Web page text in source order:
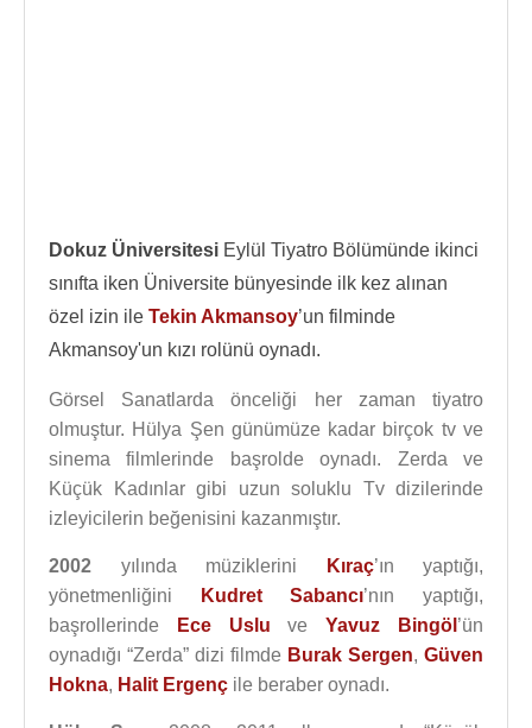
Dokuz Üniversitesi Eylül Tiyatro Bölümünde ikinci
sınıfta iken Üniversite bünyesinde ilk kez alınan
özel izin ile Tekin Akmansoy’un filminde
Akmansoy'un kızı rolünü oynadı.
Görsel Sanatlarda önceliği her zaman tiyatro
olmuştur. Hülya Şen günümüze kadar birçok tv ve
sinema filmlerinde başrolde oynadı. Zerda ve
Küçük Kadınlar gibi uzun soluklu Tv dizilerinde
izleyicilerin beğenisini kazanmıştır.
2002 yılında müziklerini Kıraç’ın yaptığı,
yönetmenliğini
Kudret Sabancı’nın yaptığı,
başrollerinde
Ece Uslu veYavuz Bingöl ’ün
oynadığı “Zerda” dizi filmde Burak Sergen, Güven
Hokna, Halit Ergenç ile beraber oynadı.